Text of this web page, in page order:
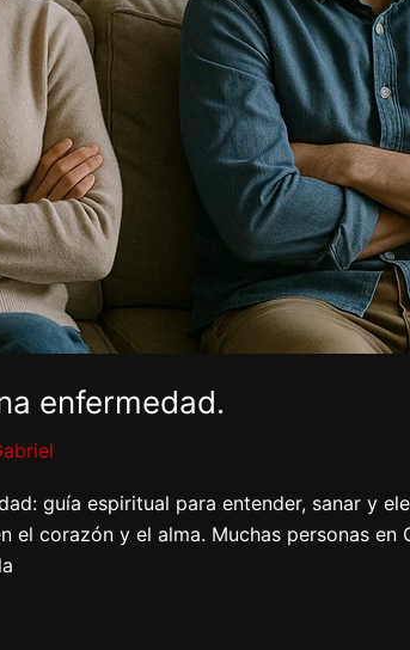
enfermedad.
guía espiritual para entender, sanar y
el corazón y el alma. Muchas personas